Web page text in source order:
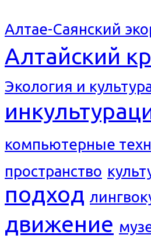
Алтае-Саянский
Алтайский
Экология и
компьютерные
пространство
подход
движение